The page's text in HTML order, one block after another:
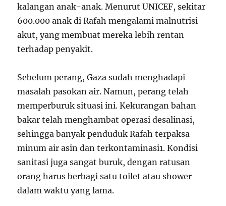
kalangan anak-anak. Menurut UNICEF, sekitar
600.000 anak di Rafah mengalami malnutrisi
akut, yang membuat mereka lebih rentan
terhadap penyakit.
Sebelum perang, Gaza sudah menghadapi
masalah pasokan air. Namun, perang telah
memperburuk situasi ini. Kekurangan bahan
bakar telah menghambat operasi desalinasi,
sehingga banyak penduduk Rafah terpaksa
minum air asin dan terkontaminasi1. Kondisi
sanitasi juga sangat buruk, dengan ratusan
orang harus berbagi satu toilet atau shower
dalam waktu yang lama.